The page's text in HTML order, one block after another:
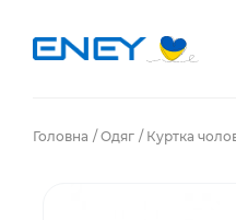
Головна Одяг Куртка